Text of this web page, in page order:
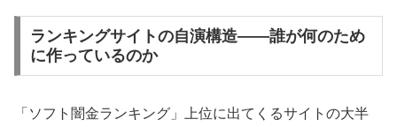
ランキングサイトの自演構造——誰が何のため
に作っているのか
「ソフト闇金ランキング」上位に出てくるサイトの大半